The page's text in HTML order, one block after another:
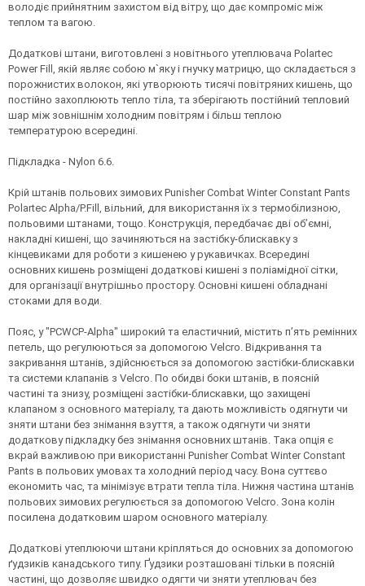
володіє прийнятним захистом від вітру, що дає компроміс між
теплом та вагою.
Додаткові штани, виготовлені з новітнього утеплювача Polartec
Power Fill, якій являє собою м`яку і гнучку матрицю, що складається з
порожнистих волокон, які утворюють тисячі повітряних кишень, що
постійно захоплюють тепло тіла, та зберігають постійний тепловий
шар між зовнішнім холодним повітрям і більш теплою
температурою всередині.
Підкладка - Nylon 6.6.
Крій штанів польових зимових Punisher Combat Winter Constant Pants
Polartec Alpha/P.Fill, вільний, для використання їх з термобілизною,
польовими штанами, тощо. Конструкція, передбачає дві об’ємні,
накладні кишені, що зачиняються на застібку-блискавку з
кінцевиками для роботи з кишенею у рукавичках. Всередині
основних кишень розміщені додаткові кишені з поліамідної сітки,
для організації внутрішньо простору. Основні кишені обладнані
стоками для води.
Пояс, у "PCWCP-Alpha" широкий та еластичний, містить п’ять ремінних
петель, що регулюються за допомогою Velcro. Відкривання та
закривання штанів, здійснюється за допомогою застібки-блискавки
та системи клапанів з Velcro. По обидві боки штанів, в поясній
частині та знизу, розміщені застібки-блискавки, що захищені
клапаном з основного матеріалу, та дають можливість одягнути чи
зняти штани без знімання взуття, а також одягнути чи зняти
додаткову підкладку без знімання основних штанів. Така опція є
вкрай важливою при використанні Punisher Combat Winter Constant
Pants в польових умовах та холодний період часу. Вона суттєво
економить час, та мінімізує втрати тепла тіла. Нижня частина штанів
польових зимових регулюється за допомогою Velcro. Зона колін
посилена додатковим шаром основного матеріалу.
Додаткові утеплюючи штани кріпляться до основних за допомогою
ґудзиків канадського типу. Ґудзики розташовані тільки в поясній
частині, що дозволяє швидко одягти чи зняти утеплювач без